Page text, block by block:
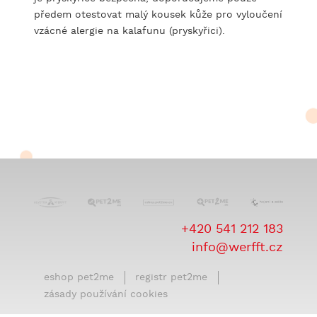
předem otestovat malý kousek kůže pro vyloučení
vzácné alergie na kalafunu (pryskyřici).
+420 541 212 183
info@werfft.cz
eshop pet2me
registr pet2me
zásady používání cookies